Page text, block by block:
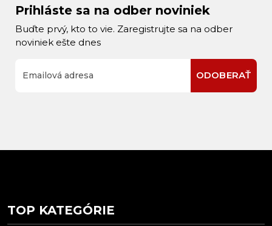
Prihláste sa na odber noviniek
Buďte prvý, kto to vie. Zaregistrujte sa na odber
noviniek ešte dnes
ODOBERAŤ
TOP KATEGÓRIE